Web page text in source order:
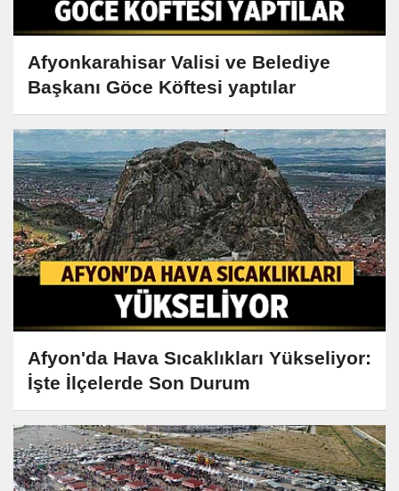
Afyonkarahisar Valisi ve Belediye
Başkanı Göce Köftesi yaptılar
Afyon'da Hava Sıcaklıkları Yükseliyor:
İşte İlçelerde Son Durum